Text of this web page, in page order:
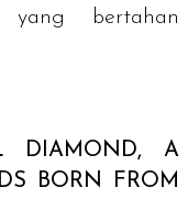
yang bertahan
DIAMOND, A
BORN FROM